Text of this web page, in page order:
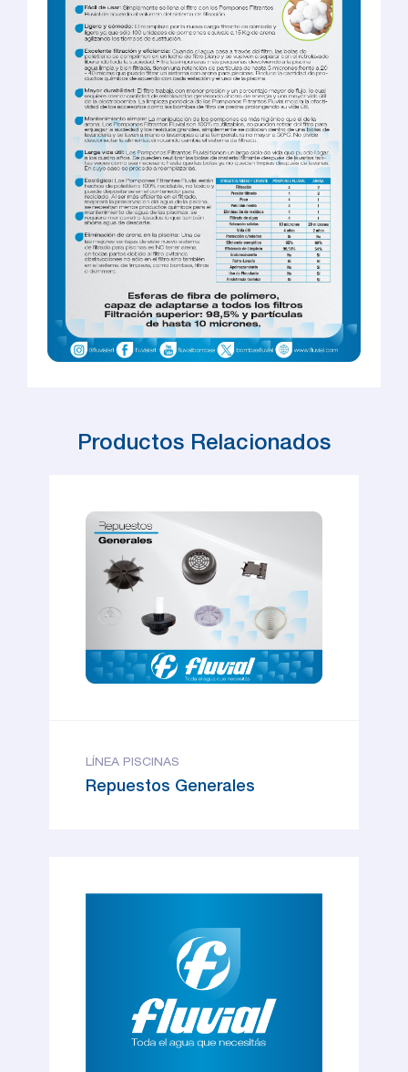
Productos Relacionados
LÍNEA PISCINAS
Repuestos Generales